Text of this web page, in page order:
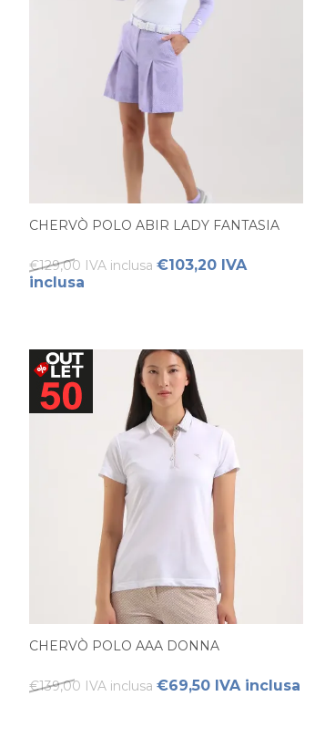
CHERVÒ POLO ABIR LADY FANTASIA
€129,00 IVA inclusa €103,20 IVA
inclusa
CHERVÒ POLO AAA DONNA
€139,00 IVA inclusa €69,50 IVA inclusa